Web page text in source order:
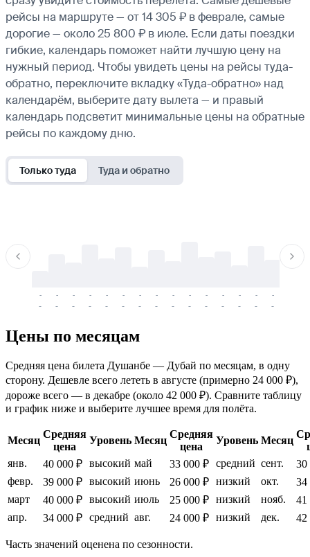
рейсы на маршруте — от 14 305 ₽ в феврале, самые
дорогие — около 25 800 ₽ в июле. Если даты поездки
гибкие, календарь поможет найти лучшую цену на
нужный период. Чтобы увидеть цены на рейсы туда-
обратно, переключите вкладку «Туда-обратно» над
календарём, выберите дату вылета — и правый
календарь подсветит минимальные цены на обратные
рейсы по каждому дню.
Только туда Туда и обратно
-
-
-
-
-
-
-
-
-
-
-
-
-
-
-
-
-
-
-
-
-
-
-
-
-
-
-
-
-
-
Цены по месяцам
Средняя цена билета Душанбе — Дубай по месяцам, в одну
сторону. Дешевле всего лететь в августе (примерно 24 000 ₽),
дороже всего — в декабре (около 42 000 ₽). Сравните таблицу
и график ниже и выберите лучшее время для полёта.
Месяц
Средняя
цена
Уровень Месяц
Средняя
цена
Уровень Месяц
янв.
40 000 ₽ высокий май 33 000 ₽ средний сент.
30
февр.
39 000 ₽ высокий июнь 26 000 ₽ низкий окт.
34
март
40 000 ₽ высокий июль 25 000 ₽ низкий нояб.
41
апр.
34 000 ₽ средний авг. 24 000 ₽ низкий дек. 42
Часть значений оценена по сезонности.